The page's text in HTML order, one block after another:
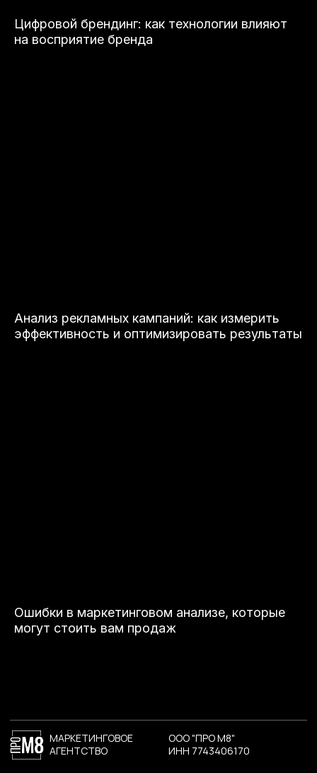
Цифровой брендинг: как технологии влияют
на восприятие бренда
Анализ рекламных кампаний: как измерить
эффективность и оптимизировать результаты
Ошибки в маркетинговом анализе, которые
могут стоить вам продаж